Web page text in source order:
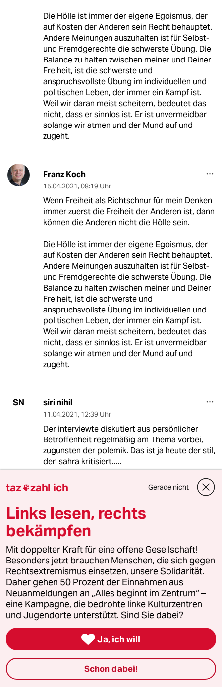
Die Hölle ist immer der eigene Egoismus, der
auf Kosten der Anderen sein Recht behauptet.
Andere Meinungen auszuhalten ist für Selbst-
und Fremdgerechte die schwerste Übung. Die
Balance zu halten zwischen meiner und Deiner
Freiheit, ist die schwerste und
anspruchsvollste Übung im individuellen und
politischen Leben, der immer ein Kampf ist.
Weil wir daran meist scheitern, bedeutet das
nicht, dass er sinnlos ist. Er ist unvermeidbar
solange wir atmen und der Mund auf und
zugeht.
Franz Koch
15.04.2021, 08:19 Uhr
Wenn Freiheit als Richtschnur für mein Denken
immer zuerst die Freiheit der Anderen ist, dann
können die Anderen nicht die Hölle sein.
Die Hölle ist immer der eigene Egoismus, der
auf Kosten der Anderen sein Recht behauptet.
Andere Meinungen auszuhalten ist für Selbst-
und Fremdgerechte die schwerste Übung. Die
Balance zu halten zwischen meiner und Deiner
Freiheit, ist die schwerste und
anspruchsvollste Übung im individuellen und
politischen Leben, der immer ein Kampf ist.
Weil wir daran meist scheitern, bedeutet das
nicht, dass er sinnlos ist. Er ist unvermeidbar
solange wir atmen und der Mund auf und
zugeht.
SN siri nihil
11.04.2021, 12:39 Uhr
Der interviewte diskutiert aus persönlicher
Betroffenheit regelmäßig am Thema vorbei,
zugunsten der polemik. Das ist ja heute der stil,
den sahra kritisiert.....
10.04.2021,23:52 Uhr
Dieser Herr Pantisano soll doch ein
Ausschlussverfahren gegen die pöhse Sahra
stellen.
Jede Wette: Er traut sich nicht!
S shantivanille
10.04.2021, 23:43 Uhr
"Sie bekommt Zuspruch von rechts!"
Wie entsetzlich!
Nun, wenn ich sage, das Wetter ist schön,
werde ich Zuspruch von rechts, links, der Mitte
u. a. bekommen.
taz zahl ich Gerade nicht
Links lesen, rechts
bekämpfen
Mit doppelter Kraft für eine offene Gesellschaft!
Besonders jetzt brauchen Menschen, die sich gegen
Rechtsextremismus einsetzen, unsere Solidarität.
Daher gehen 50 Prozent der Einnahmen aus
Neuanmeldungen an „Alles beginnt im Zentrum“ –
eine Kampagne, die bedrohte linke Kulturzentren
und Jugendorte unterstützt. Sind Sie dabei?
 Ja, ich will
Schon dabei!